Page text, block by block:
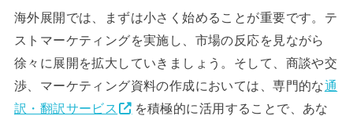
海外展開では、まずは小さく始めることが重要です。テ
ストマーケティングを実施し、市場の反応を見ながら
徐々に展開を拡大していきましょう。そして、商談や交
渉、マーケティング資料の作成においては、専門的な通
訳・翻訳サービス
を積極的に活用することで、あな